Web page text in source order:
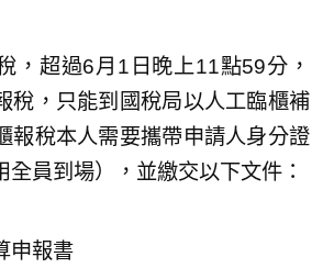
，超過6月1日晚上11點59分，
稅，只能到國稅局以人工臨櫃補
報稅本人需要攜帶申請人身分證
全員到場），並繳交以下文件：
申報書